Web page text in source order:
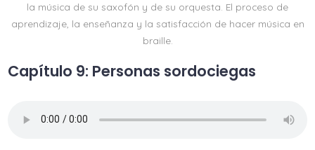
la música de su saxofón y de su orquesta. El proceso de
aprendizaje, la enseñanza y la satisfacción de hacer música en
braille.
Capítulo 9: Personas sordociegas